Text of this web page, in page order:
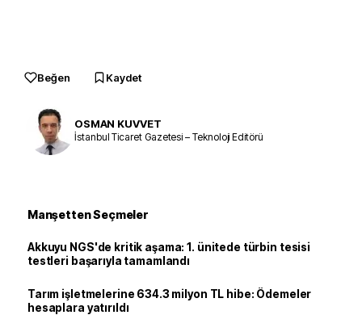
Beğen Kaydet
OSMAN KUVVET
İstanbul Ticaret Gazetesi – Teknoloji Editörü
Manşetten Seçmeler
Akkuyu NGS'de kritik aşama: 1. ünitede türbin tesisi
testleri başarıyla tamamlandı
Tarım işletmelerine 634.3 milyon TL hibe: Ödemeler
hesaplara yatırıldı